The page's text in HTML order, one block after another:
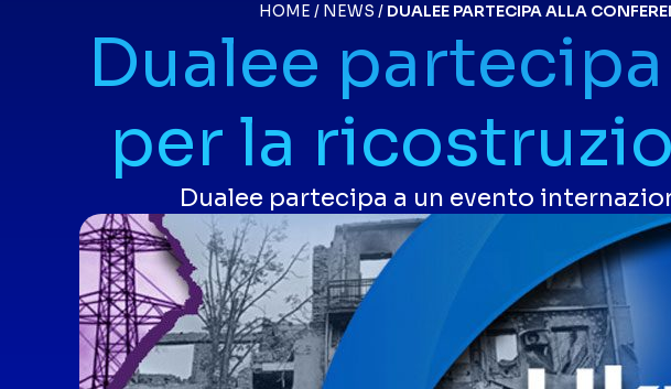
HOME / NEWS / DUALEE PARTECIPA ALLA
Dualee
per la
Dualee partecipa a un evento